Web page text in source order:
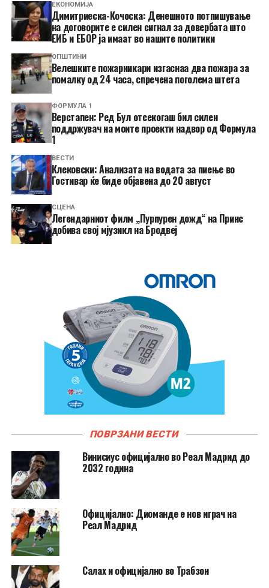
ЕКОНОМИЈА
Димитриеска-Кочоска: Денешното потпишување
на договорите е силен сигнал за довербата што
ЕИБ и ЕБОР ја имаат во нашите политики
ОПШТИНИ
Велешките пожарникари изгаснаа два пожара за
помалку од 24 часа, спречена поголема штета
ФОРМУЛА 1
Верстапен: Ред Бул отсекогаш бил силен
поддржувач на моите проекти надвор од Формула
1
ВЕСТИ
Клековски: Анализата на водата за пиење во
Гостивар ќе биде објавена до 20 август
СЦЕНА
Легендарниот филм „Пурпурен дожд“ на Принс
добива свој мјузикл на Бродвеј
ПОВРЗАНИ ВЕСТИ
Винисиус официјално во Реал Мадрид до
2032 година
Официјално: Диоманде е нов играч на
Реал Мадрид
Салах и официјално во Трабзон